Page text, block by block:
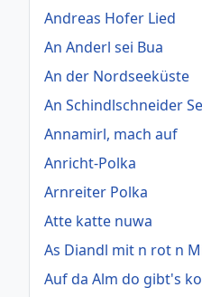
Andreas Hofer Lied
An Anderl sei Bua
An der Nordseeküste
An Schindlschneider
Annamirl, mach auf
Anricht-Polka
Arnreiter Polka
Atte katte nuwa
As Diandl mit n rot n
Auf da Alm do gibt's